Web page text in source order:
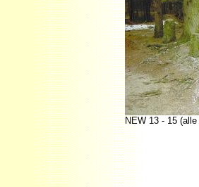
NEW 13 - 15